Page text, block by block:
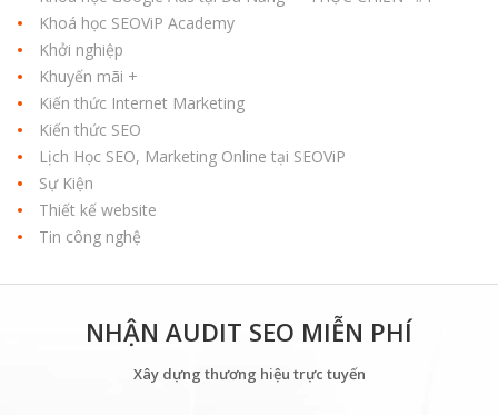
Khoá học SEOViP Academy
Khởi nghiệp
Khuyến mãi +
Kiến thức Internet Marketing
Kiến thức SEO
Lịch Học SEO, Marketing Online tại SEOViP
Sự Kiện
Thiết kế website
Tin công nghệ
NHẬN AUDIT SEO MIỄN PHÍ
Xây dựng thương hiệu trực tuyến